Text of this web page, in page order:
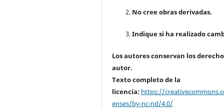
No cree obras derivadas.
Indique si ha realizado
Los autores conservan los
autor.
Texto completo de la
licencia: https://
enses/by-nc-nd/4.0/